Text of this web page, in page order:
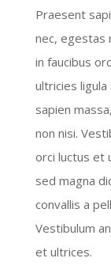
Praesent
nec, egestas
in faucibus
ultricies
sapien
non nisi.
orci luctus et
sed magna
convallis a
Vestibulum
et ultrices.